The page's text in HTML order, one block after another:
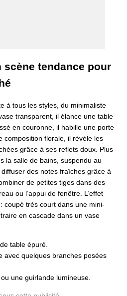
scène tendance pour
à tous les styles, du minimaliste
transparent, il élance une table
en couronne, il habille une porte
composition florale, il révèle les
grâce à ses reflets doux. Plus
la salle de bains, suspendu au
des notes fraîches grâce à
de petites tiges dans des
ou l’appui de fenêtre. L’effet
coupé très court dans une mini-
en cascade dans un vase
table épuré.
avec quelques branches posées
une guirlande lumineuse.